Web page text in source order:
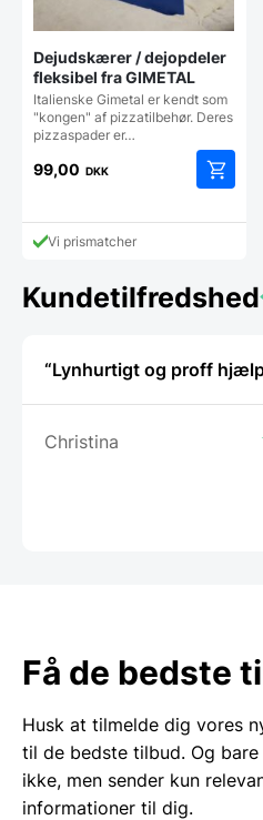
Dejudskærer / dejopdeler
fleksibel fra GIMETAL
Italienske Gimetal er kendt som
"kongen" af pizzatilbehør. Deres
pizzaspader er…
99,00 DKK
Vi prismatcher
Kundetilfredshed
“Lynhurtigt og proff
Christina
Få de bedste
Husk at tilmelde dig vores
til de bedste tilbud. Og
ikke, men sender kun
informationer til dig.